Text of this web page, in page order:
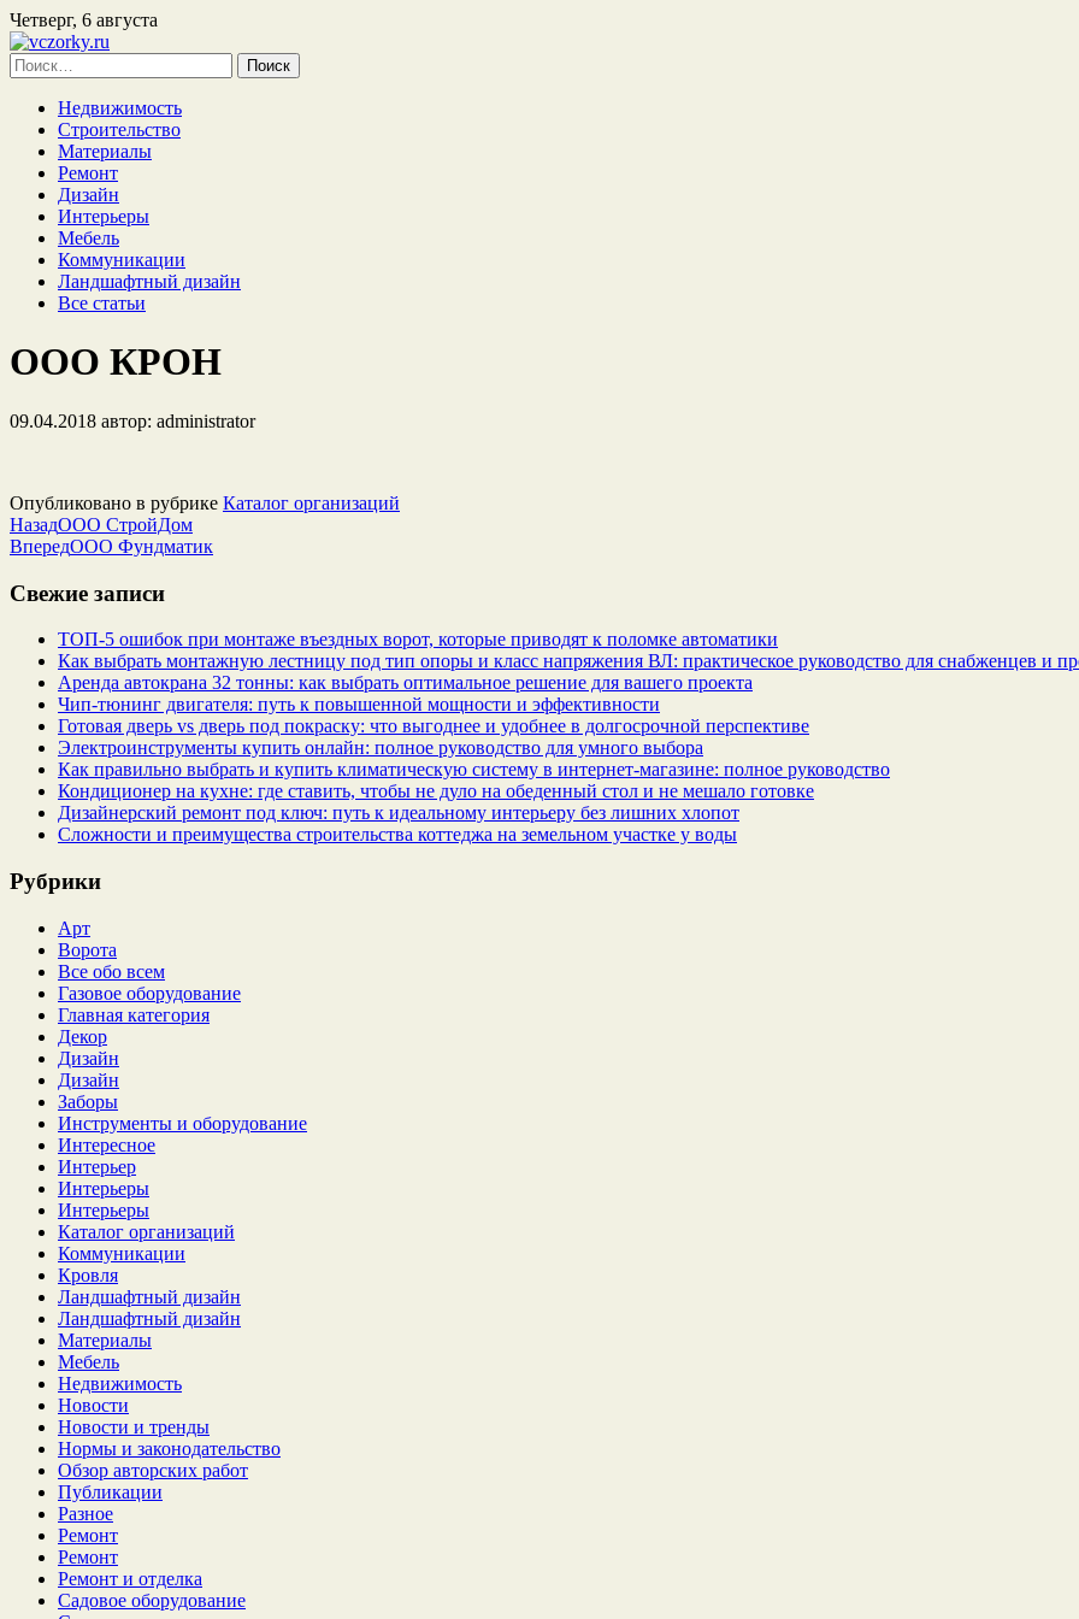
Четверг, 6 августа
Найти:
Недвижимость
Строительство
Материалы
Ремонт
Дизайн
Интерьеры
Мебель
Коммуникации
Ландшафтный дизайн
Все статьи
ООО КРОН
09.04.2018 автор: administrator
Опубликовано в рубрике Каталог организаций
НазадООО СтройДом
ВпередООО Фундматик
Свежие записи
ТОП-5 ошибок при монтаже въездных ворот, которые приводят к поломке автоматики
Как выбрать монтажную лестницу под тип опоры и класс напряжения ВЛ: практическое руководство для снабженцев и
Аренда автокрана 32 тонны: как выбрать оптимальное решение для вашего проекта
Чип‑тюнинг двигателя: путь к повышенной мощности и эффективности
Готовая дверь vs дверь под покраску: что выгоднее и удобнее в долгосрочной перспективе
Электроинструменты купить онлайн: полное руководство для умного выбора
Как правильно выбрать и купить климатическую систему в интернет‑магазине: полное руководство
Кондиционер на кухне: где ставить, чтобы не дуло на обеденный стол и не мешало готовке
Дизайнерский ремонт под ключ: путь к идеальному интерьеру без лишних хлопот
Сложности и преимущества строительства коттеджа на земельном участке у воды
Рубрики
Арт
Ворота
Все обо всем
Газовое оборудование
Главная категория
Декор
Дизайн
Дизайн
Заборы
Инструменты и оборудование
Интересное
Интерьер
Интерьеры
Интерьеры
Каталог организаций
Коммуникации
Кровля
Ландшафтный дизайн
Ландшафтный дизайн
Материалы
Мебель
Недвижимость
Новости
Новости и тренды
Нормы и законодательство
Обзор авторских работ
Публикации
Разное
Ремонт
Ремонт
Ремонт и отделка
Садовое оборудование